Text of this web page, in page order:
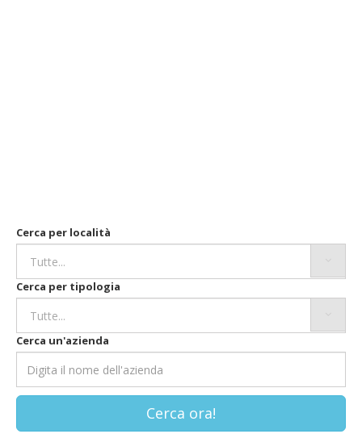
Cerca per località
Cerca per tipologia
Cerca un'azienda
Cerca ora!